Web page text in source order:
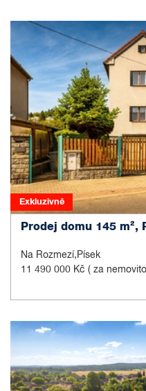
Exkluzivně
Prodej domu 145 m²,
Na Rozmezí,Písek
11 490 000 Kč ( za